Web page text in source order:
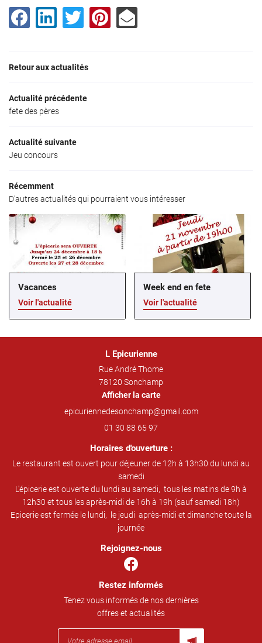
ACCUEIL
FINE
AVIS
CONTACT
INSCRIPTION
Rejoignez-
Retour aux actualités
Actualité précédente
fete des pères
Actualité suivante
Jeu concours
Récemment
D'autres actualités qui pourraient vous intéresser
Vacances
Voir l'actualité
Week end en fete
Voir l'actualité
L Epicurienne
Rue André Thome
78120 Sonchamp
Afficher la carte
01 30 88 65 97
Horaires d'ouverture :
Le restaurant est ouvert pour déjeuner de 12h à 13h30 du lundi au
samedi
L'épicerie est ouverte du lundi au samedi, tous les matins de 9h à
12h30 et tous les après-midi de 16h à 19h (sauf samedi 18h)
Epicerie est fermée le lundi, le jeudi après-midi et dimanche toute la
journée
Rejoignez-nous
Restez informés
Tenez vous informés de nos dernières
offres et actualités